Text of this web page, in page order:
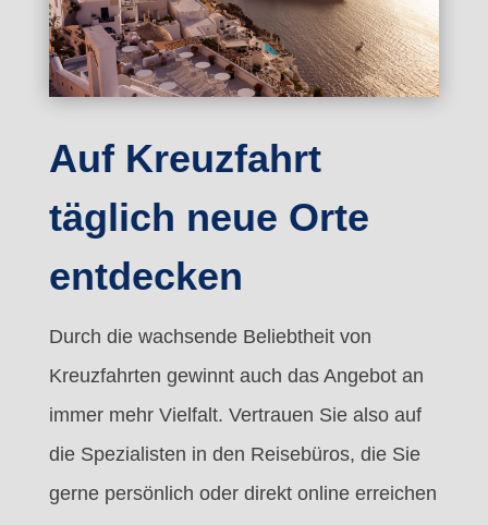
Auf Kreuzfahrt
täglich neue Orte
entdecken
Durch die wachsende Beliebtheit von
Kreuzfahrten gewinnt auch das Angebot an
immer mehr Vielfalt. Vertrauen Sie also auf
die Spezialisten in den Reisebüros, die Sie
gerne persönlich oder direkt online erreichen